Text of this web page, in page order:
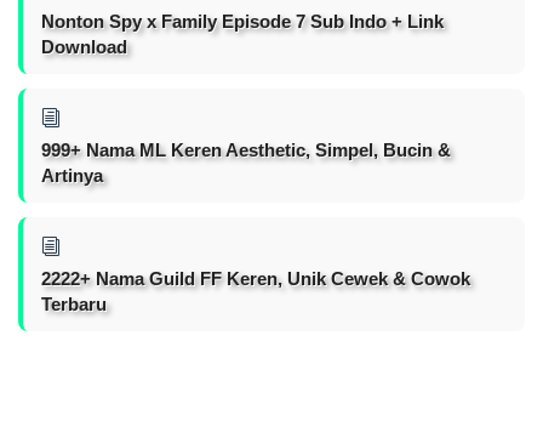
Nonton Spy x Family Episode 7 Sub Indo + Link
Download
999+ Nama ML Keren Aesthetic, Simpel, Bucin &
Artinya
2222+ Nama Guild FF Keren, Unik Cewek & Cowok
Terbaru